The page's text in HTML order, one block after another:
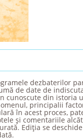
dezbaterilor
de date de
cunoscute din istoria
principalii
în acest proces,
şi comentariile
Ediţia se